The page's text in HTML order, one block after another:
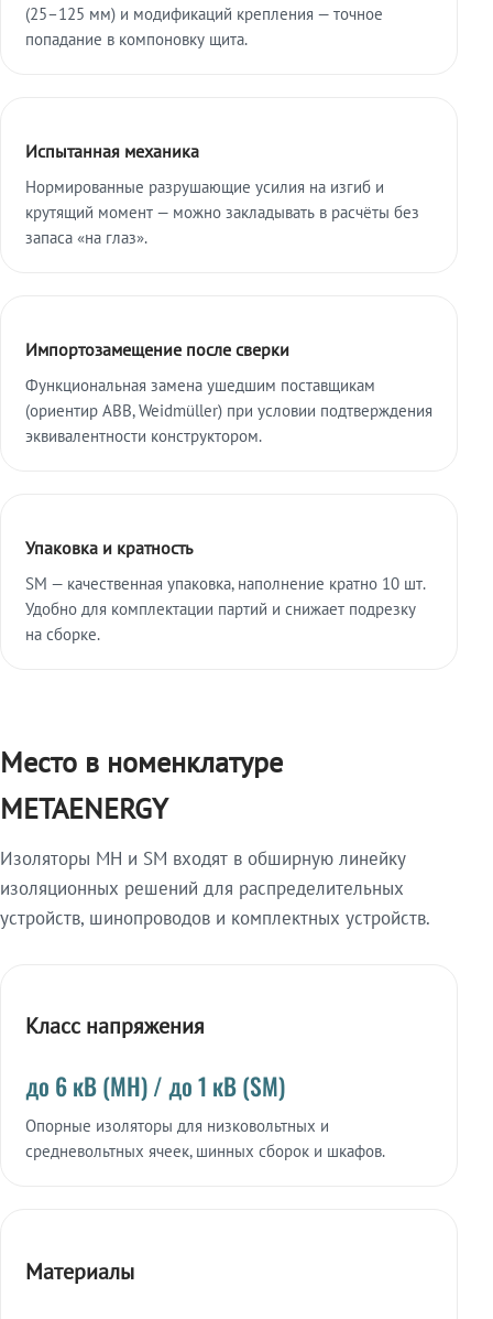
(25–125 мм) и модификаций крепления — точное
попадание в компоновку щита.
Испытанная механика
Нормированные разрушающие усилия на изгиб и
крутящий момент — можно закладывать в расчёты без
запаса «на глаз».
Импортозамещение после сверки
Функциональная замена ушедшим поставщикам
(ориентир ABB, Weidmüller) при условии подтверждения
эквивалентности конструктором.
Упаковка и кратность
SM — качественная упаковка, наполнение кратно 10 шт.
Удобно для комплектации партий и снижает подрезку
на сборке.
Место в номенклатуре
METAENERGY
Изоляторы МН и SM входят в обширную линейку
изоляционных решений для распределительных
устройств, шинопроводов и комплектных устройств.
Класс напряжения
до 6 кВ (МН) / до 1 кВ (SM)
Опорные изоляторы для низковольтных и
средневольтных ячеек, шинных сборок и шкафов.
Материалы